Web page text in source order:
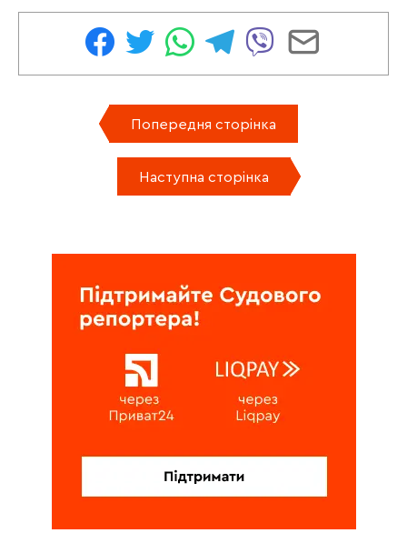
Попередня сторінка
Наступна сторінка